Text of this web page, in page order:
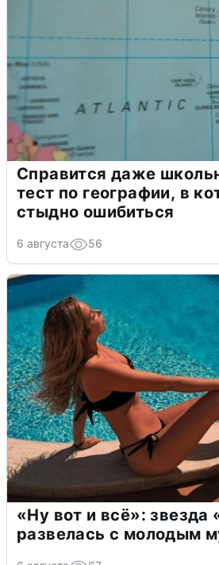
Справится даже
тест по географии, в
стыдно ошибиться
6 августа 56
«Ну вот и всё»:
развелась с молодым